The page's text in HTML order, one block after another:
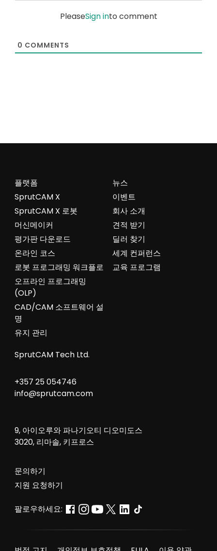
PleaseSign into comment
0 COMMENTS
뉴스
이벤트
회사 소개
견적 받기
딜러 찾기
세계 컨퍼런스
교육 프로그램
플랫폼
SprutCAM X
SprutCAM X 로봇
머신메이커
평가판 다운로드
온라인 코스
로봇 프로그래밍 워크플로
오프라인 프로그래밍
(OLP)
CAD/CAM 소프트웨어 설
명
유지 관리
SprutCAM Tech Ltd.
+357 25 054746
info@sprutcam.com
9, 아이오루와 파나기오티 디오미도스
3020, 리마솔, 키프로스
문의하기
지원 요청하기
팔로우하세요: